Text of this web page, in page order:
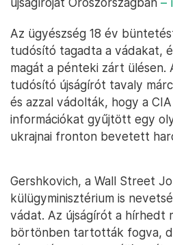
Az ügyészség 18 év
tudósító tagadta a vádakat,
magát a pénteki zárt
tudósító újságírót tavaly
és azzal vádolták, hogy a
információkat gyűjtött egy
ukrajnai fronton bevetett
Gershkovich, a Wall Street
külügyminisztérium is
vádat. Az újságírót a hírhedt
börtönben tartották fogva,